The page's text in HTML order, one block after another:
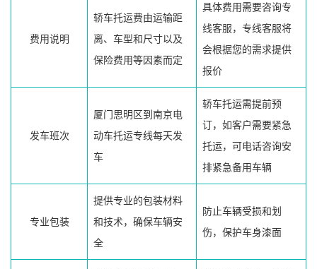
费用说明
轿车托运费由运输距
离、车型和尺寸以及
保险费用等因素而定
具体费用需要咨询专
线客服，专线客服将
会根据您的需求提供
报价
发车班次
厦门思明区到南京电
动车托运专线每天发
车
轿车托运需提前预
订，如客户需要紧急
托运，可电话咨询安
排紧急备用车辆
专业包装
提供专业的包装材料
和技术，确保车辆安
全
防止车辆受损和划
伤，保护车身漆面